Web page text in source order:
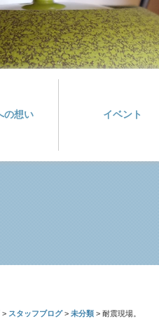
の想い イベント
> スタッフブログ> 未分類 > 耐震現場。